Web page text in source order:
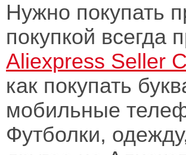
Нужно покупать
покупкой
Aliexpress Seller
как покупать
мобильные
Футболки,